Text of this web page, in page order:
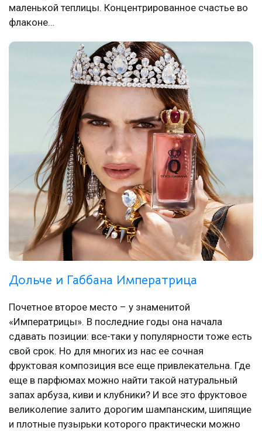
маленькой теплицы. Концентрированное счастье во
флаконе…
Дольче и Габбана Императрица
Почетное второе место – у знаменитой
«Императрицы». В последние годы она начала
сдавать позиции: все-таки у популярности тоже есть
свой срок. Но для многих из нас ее сочная
фруктовая композиция все еще привлекательна. Где
еще в парфюмах можно найти такой натуральный
запах арбуза, киви и клубники? И все это фруктовое
великолепие залито дорогим шампанским, шипящие
и плотные пузырьки которого практически можно